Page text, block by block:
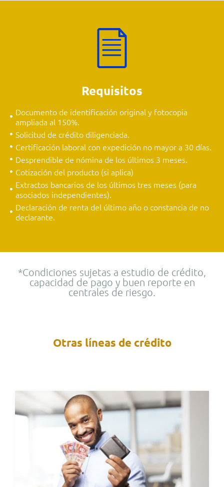
Requisitos
Documento de identificación original y fotocopia
ampliada al 150%.
Solicitud de crédito diligenciada.
Certificación laboral con expedición no mayor a 30 días.
Desprendible de nómina de los últimos 3 meses.
Cotización del producto (si aplica)
Extractos bancarios de los últimos tres meses (para
asociados independientes).
Declaración de renta del último año o constancia de no
declarante.
*Condiciones sujetas a estudio de crédito,
capacidad de pago y buen reporte en
centrales de riesgo.
Otras líneas de crédito